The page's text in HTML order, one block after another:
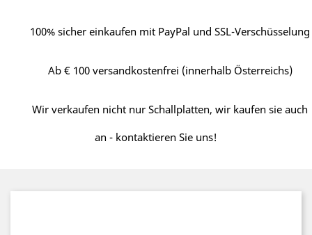
100% sicher einkaufen mit PayPal und SSL-Verschüsselung
Ab € 100 versandkostenfrei (innerhalb Österreichs)
Wir verkaufen nicht nur Schallplatten, wir kaufen sie auch
an - kontaktieren Sie uns!